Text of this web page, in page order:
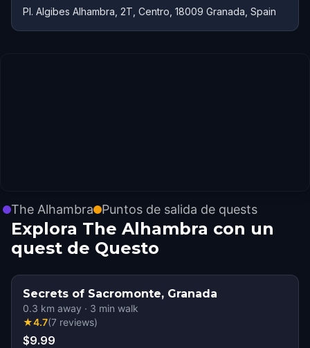
Pl. Algibes Alhambra, 2T, Centro, 18009 Granada, Spain
The Alhambra Puntos de salida de quests
Explora The Alhambra con un
quest de Questo
Secrets of Sacromonte, Granada
0.3 km away · 3 min walk
★4.7(7 reviews)
$9.99